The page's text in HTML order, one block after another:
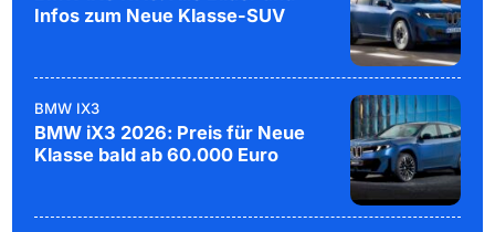
Infos zum Neue Klasse-SUV
BMW IX3
BMW iX3 2026: Preis für Neue
Klasse bald ab 60.000 Euro